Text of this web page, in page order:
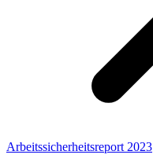
Arbeitssicherheitsreport 2023